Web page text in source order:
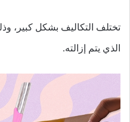
تختلف التكاليف بشكل كبير،
الذي يتم إزالته.